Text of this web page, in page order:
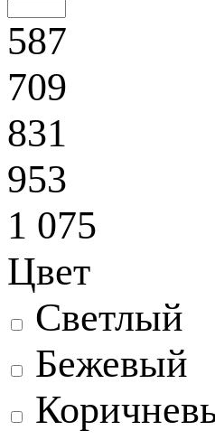
587
709
831
953
1 075
Цвет
Светлый
Бежевый